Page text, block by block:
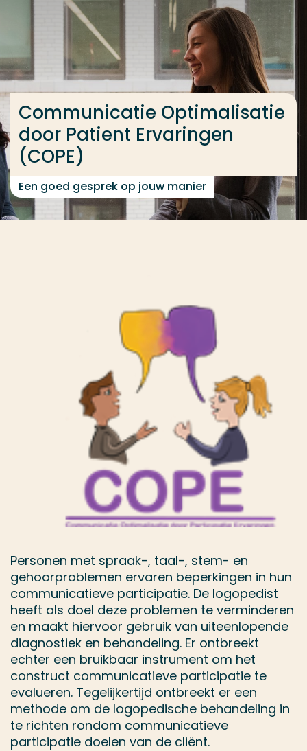
Ga direct naar de content
... > Communicatie Optimalisatie door Patient
Communicatie Optimalisatie
door Patient Ervaringen
(COPE)
Een goed gesprek op jouw manier
Personen met spraak-, taal-, stem- en
gehoorproblemen ervaren beperkingen in hun
communicatieve participatie. De logopedist
heeft als doel deze problemen te verminderen
en maakt hiervoor gebruik van uiteenlopende
diagnostiek en behandeling. Er ontbreekt
echter een bruikbaar instrument om het
construct communicatieve participatie te
evalueren. Tegelijkertijd ontbreekt er een
methode om de logopedische behandeling in
te richten rondom communicatieve
participatie doelen van de cliënt.
Veel gezocht
Opleiding
Contact